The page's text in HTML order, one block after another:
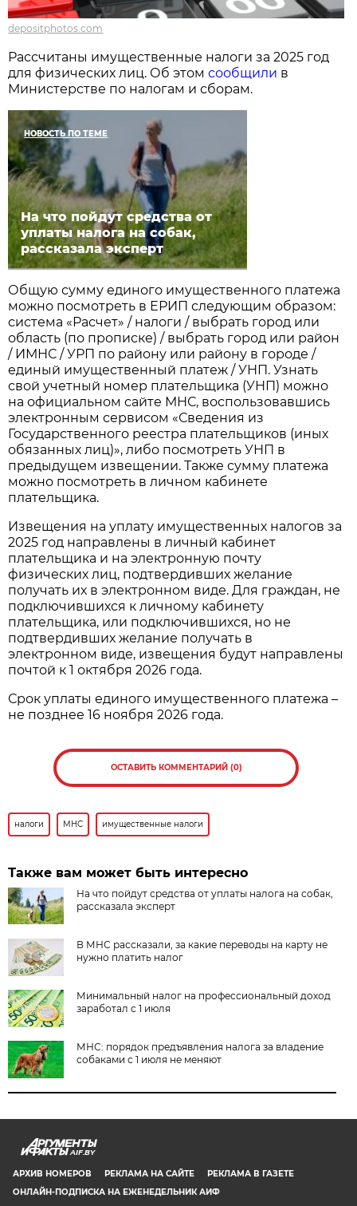
depositphotos.com
Рассчитаны имущественные налоги за 2025 год
для физических лиц. Об этомсообщили в
Министерстве по налогам и сборам.
НОВОСТЬ ПО ТЕМЕ
На что пойдут средства от
уплаты налога на собак,
рассказала эксперт
Общую сумму единого имущественного платежа
можно посмотреть в ЕРИП следующим образом:
система «Расчет» / налоги / выбрать город или
область (по прописке) / выбрать город или район
/ ИМНС / УРП по району или району в городе /
единый имущественный платеж / УНП. Узнать
свой учетный номер плательщика (УНП) можно
на официальном сайте МНС, воспользовавшись
электронным сервисом «Сведения из
Государственного реестра плательщиков (иных
обязанных лиц)», либо посмотреть УНП в
предыдущем извещении. Также сумму платежа
можно посмотреть в личном кабинете
плательщика.
Извещения на уплату имущественных налогов за
2025 год направлены в личный кабинет
плательщика и на электронную почту
физических лиц, подтвердивших желание
получать их в электронном виде. Для граждан, не
подключившихся к личному кабинету
плательщика, или подключившихся, но не
подтвердивших желание получать в
электронном виде, извещения будут направлены
почтой к 1 октября 2026 года.
Срок уплаты единого имущественного платежа –
не позднее 16 ноября 2026 года.
ОСТАВИТЬ КОММЕНТАРИЙ (0)
налоги МНС имущественные налоги
Также вам может быть интересно
На что пойдут средства от уплаты налога на собак,
рассказала эксперт
В МНС рассказали, за какие переводы на карту не
нужно платить налог
Минимальный налог на профессиональный доход
заработал с 1 июля
МНС: порядок предъявления налога за владение
собаками с 1 июля не меняют
AIF.BY
АРХИВ НОМЕРОВ РЕКЛАМА НА САЙТЕ
РЕКЛАМА В ГАЗЕТЕ
ОНЛАЙН-ПОДПИСКА НА ЕЖЕНЕДЕЛЬНИК АИФ